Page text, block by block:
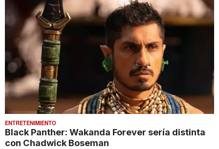
ENTRETENIMIENTO
Black Panther: Wakanda Forever sería distinta
con Chadwick Boseman